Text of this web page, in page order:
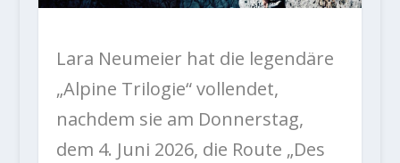
Lara Neumeier hat die legendäre
„Alpine Trilogie“ vollendet,
nachdem sie am Donnerstag,
dem 4. Juni 2026, die Route „Des